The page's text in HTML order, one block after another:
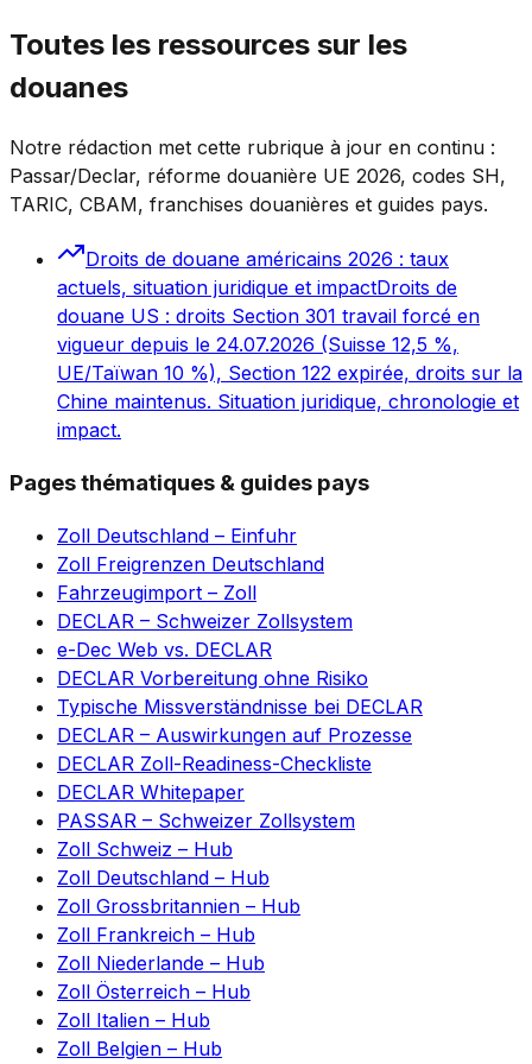
Toutes les ressources sur les
douanes
Notre rédaction met cette rubrique à jour en continu :
Passar/Declar, réforme douanière UE 2026, codes SH,
TARIC, CBAM, franchises douanières et guides pays.
Droits de douane américains 2026 : taux
actuels, situation juridique et impactDroits de
douane US : droits Section 301 travail forcé en
vigueur depuis le 24.07.2026 (Suisse 12,5 %,
UE/Taïwan 10 %), Section 122 expirée, droits sur la
Chine maintenus. Situation juridique, chronologie et
impact.
Pages thématiques & guides pays
Zoll Deutschland – Einfuhr
Zoll Freigrenzen Deutschland
Fahrzeugimport – Zoll
DECLAR – Schweizer Zollsystem
e-Dec Web vs. DECLAR
DECLAR Vorbereitung ohne Risiko
Typische Missverständnisse bei DECLAR
DECLAR – Auswirkungen auf Prozesse
DECLAR Zoll-Readiness-Checkliste
DECLAR Whitepaper
PASSAR – Schweizer Zollsystem
Zoll Schweiz – Hub
Zoll Deutschland – Hub
Zoll Grossbritannien – Hub
Zoll Frankreich – Hub
Zoll Niederlande – Hub
Zoll Österreich – Hub
Zoll Italien – Hub
Zoll Belgien – Hub